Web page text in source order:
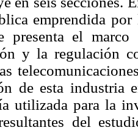
emprendida por
presenta el
y la regulación
de esta industria
utilizada para la
del